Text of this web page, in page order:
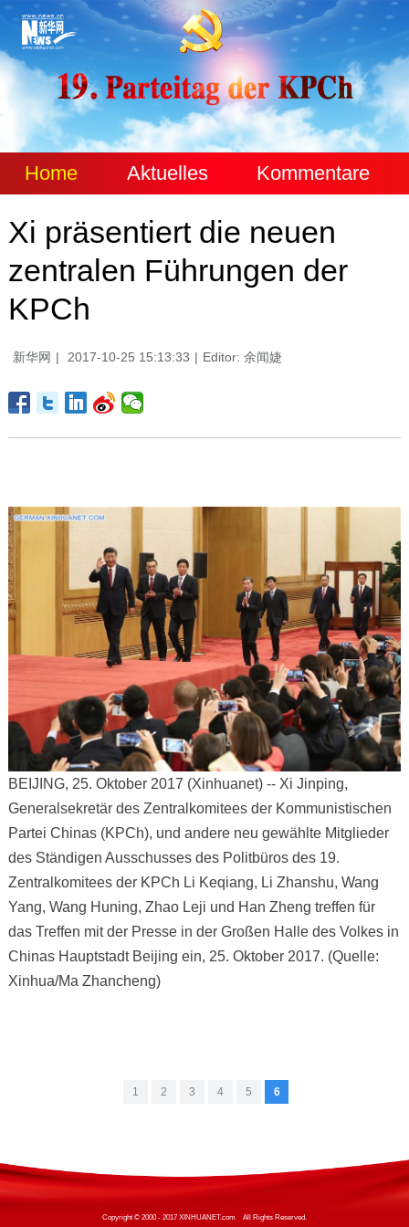
Home Aktuelles Kommentare
Xi präsentiert die neuen
zentralen Führungen der
KPCh
新华网 | 2017-10-25 15:13:33 | Editor: 余闻婕
BEIJING, 25. Oktober 2017 (Xinhuanet) -- Xi Jinping,
Generalsekretär des Zentralkomitees der Kommunistischen
Partei Chinas (KPCh), und andere neu gewählte Mitglieder
des Ständigen Ausschusses des Politbüros des 19.
Zentralkomitees der KPCh Li Keqiang, Li Zhanshu, Wang
Yang, Wang Huning, Zhao Leji und Han Zheng treffen für
das Treffen mit der Presse in der Großen Halle des Volkes in
Chinas Hauptstadt Beijing ein, 25. Oktober 2017. (Quelle:
Xinhua/Ma Zhancheng)
1 2 3 4 5 6
Copyright © 2000 - 2017 XINHUANET.com All Rights Reserved.